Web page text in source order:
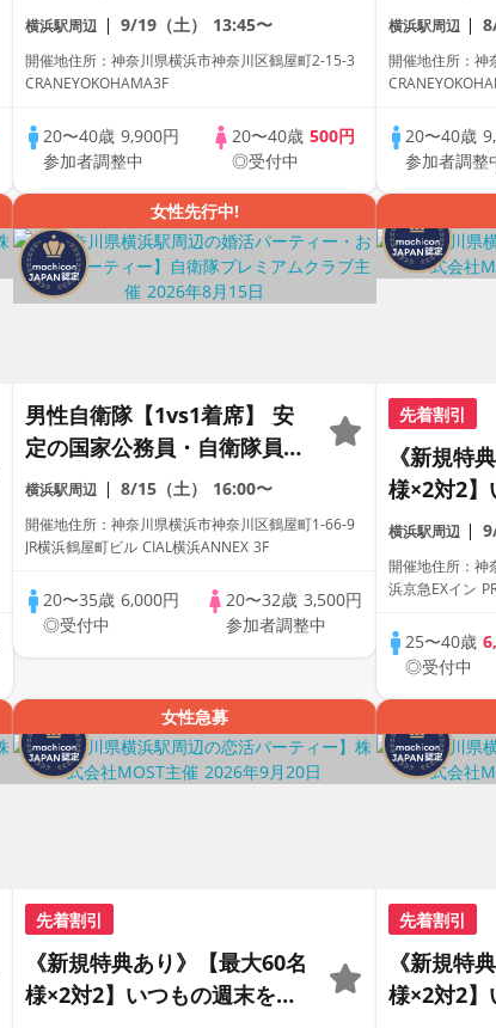
ッチングゲーム付きアニメコ
ン
横浜駅周辺 9/19（土） 13:45〜
開催地住所：神奈川県横浜市神奈川区鶴屋町2-15-3
CRANEYOKOHAMA3F
20〜40歳 9,900円
参加者調整中
20〜40歳500円
◎受付中
ッチング
ン
横浜駅周辺
開催地住所：神
20〜40歳
参加者調整
女性先行中!
男性自衛隊【1vs1着席】 安
定の国家公務員・自衛隊員vs
女性20代中心♡駅直結のオシ
ャレカフェ♪《1名参加中心
♡》
横浜駅周辺 8/15（土） 16:00〜
開催地住所：神奈川県横浜市神奈川区鶴屋町1-66-9
JR横浜鶴屋町ビル CIAL横浜ANNEX 3F
20〜35歳 6,000円
◎受付中
20〜32歳 3,500円
参加者調整中
先着割引
《新規特
様×2対2】
思い出の
時間。
横浜駅周辺
開催地住所：神
浜京急EXイン
25〜40歳
◎受付中
女性急募
先着割引
《新規特典あり》【最大60名
様×2対2】いつもの週末を、
先着割引
《新規特
様×2対2】